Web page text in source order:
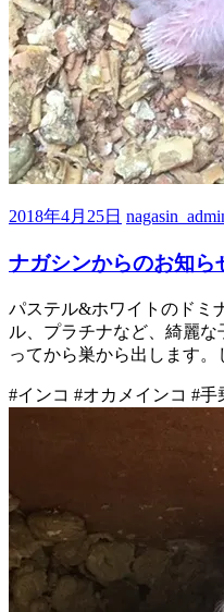
2018年4月25日
ナガシンからのお知ら
パステル&ホワイトのドミ
ル、プラチナなど、綺麗
ってから巣から出します。
#インコ #オカメインコ #手